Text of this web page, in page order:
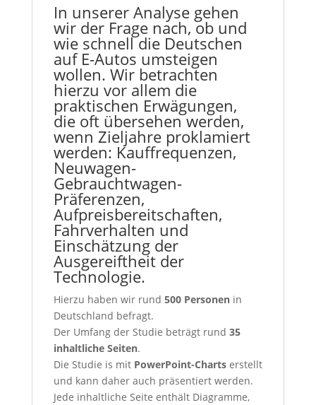
In unserer Analyse gehen
wir der Frage nach, ob und
wie schnell die Deutschen
auf E-Autos umsteigen
wollen. Wir betrachten
hierzu vor allem die
praktischen Erwägungen,
die oft übersehen werden,
wenn Zieljahre proklamiert
werden: Kauffrequenzen,
Neuwagen-
Gebrauchtwagen-
Präferenzen,
Aufpreisbereitschaften,
Fahrverhalten und
Einschätzung der
Ausgereiftheit der
Technologie.
Hierzu haben wir rund 500 Personenin
Deutschland befragt.
Der Umfang der Studie beträgt rund 35
inhaltliche Seiten.
Die Studie is mit PowerPoint-Chartserstellt
und kann daher auch präsentiert werden.
Jede inhaltliche Seite enthält Diagramme,